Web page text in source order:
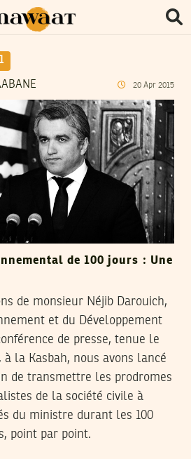
1
20 Apr 2015
de 100 jours : Une
de monsieur Néjib Darouich,
et du Développement
de presse, tenue le
à la Kasbah, nous avons lancé
de transmettre les prodromes
de la société civile à
du ministre durant les 100
point par point.